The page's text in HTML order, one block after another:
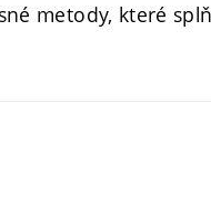
metody, které